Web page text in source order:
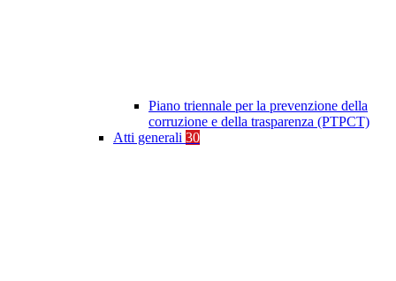
Piano triennale per la prevenzione della
corruzione e della trasparenza (PTPCT)
Atti generali 30